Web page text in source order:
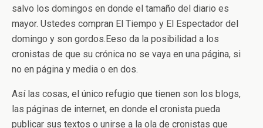
salvo los domingos en donde el tamaño del diario es
mayor. Ustedes compran El Tiempo y El Espectador del
domingo y son gordos.Eeso da la posibilidad a los
cronistas de que su crónica no se vaya en una página, si
no en página y media o en dos.
Así las cosas, el único refugio que tienen son los blogs,
las páginas de internet, en donde el cronista pueda
publicar sus textos o unirse a la ola de cronistas que